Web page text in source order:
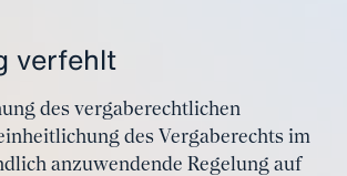
verfehlt
des vergaberechtlichen
des Vergaberechts im
anzuwendende Regelung auf